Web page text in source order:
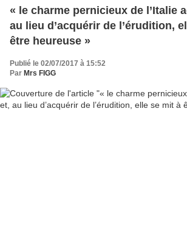
« le charme pernicieux de l’Italie
au lieu d’acquérir de l’érudition,
être heureuse »
Publié le 02/07/2017 à 15:52
Par Mrs FIGG